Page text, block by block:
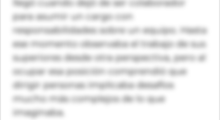
para asumir un cargo con
responsabilidades sobre un equipo. Hasta
ese momento observaba el trabajo de sus
superiores desde otra perspectiva, pero al
ocupar esa posición comprendió que
dirigir personas implicaba desafíos
mucho más complejos de lo que
imaginaba.